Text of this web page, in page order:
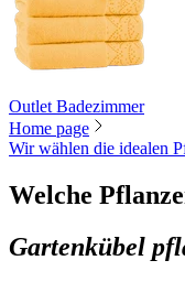
Outlet Badezimmer
Home page
Wir wählen die idealen
Welche
Gartenkübel